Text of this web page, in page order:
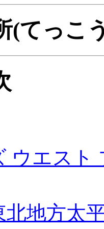
(てっこ
ウエスト
北地方太